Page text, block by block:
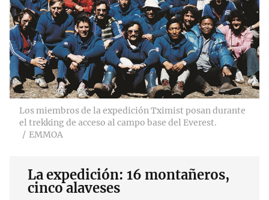
Los miembros de la expedición Tximist posan durante
el trekking de acceso al campo base del Everest.
EMMOA
La expedición: 16 montañeros,
cinco alaveses